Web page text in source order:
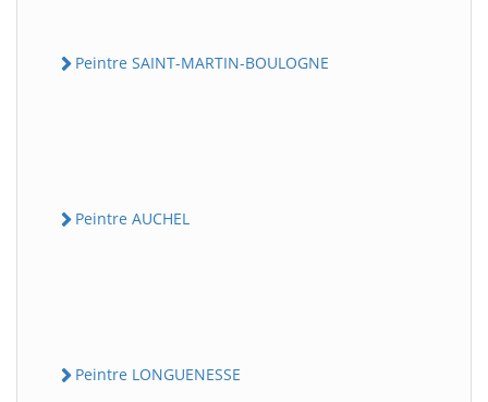
Peintre SAINT-MARTIN-BOULOGNE
Peintre AUCHEL
Peintre LONGUENESSE